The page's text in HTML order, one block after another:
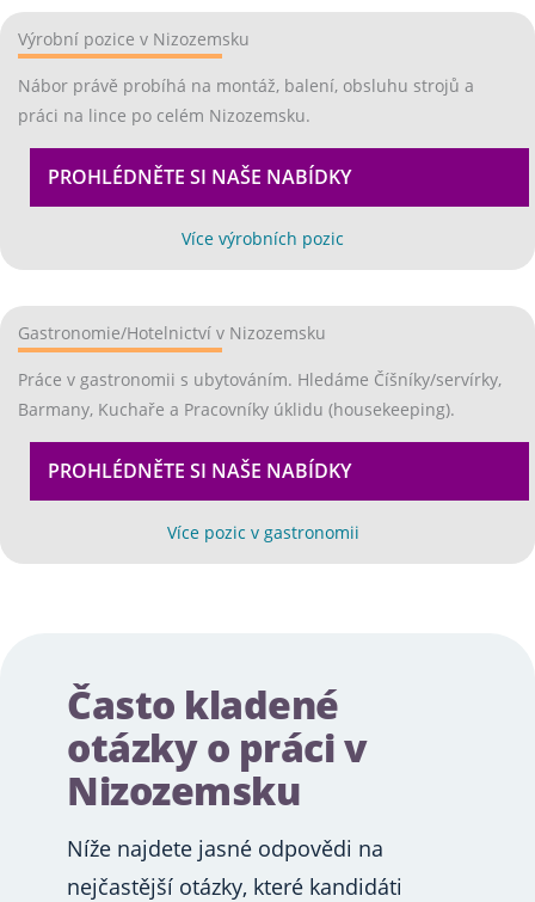
Výrobní pozice v Nizozemsku
Nábor právě probíhá na montáž, balení, obsluhu strojů a
práci na lince po celém Nizozemsku.
PROHLÉDNĚTE SI NAŠE NABÍDKY
Více výrobních pozic
Gastronomie/Hotelnictví v Nizozemsku
Práce v gastronomii s ubytováním. Hledáme Číšníky/servírky,
Barmany, Kuchaře a Pracovníky úklidu (housekeeping).
PROHLÉDNĚTE SI NAŠE NABÍDKY
Více pozic v gastronomii
Často kladené
otázky o práci v
Nizozemsku
Níže najdete jasné odpovědi na
nejčastější otázky, které kandidáti